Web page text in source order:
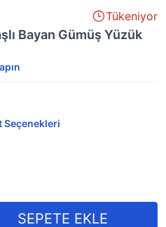
Tükeniyor
Bayan Gümüş Yüzük
Seçenekleri